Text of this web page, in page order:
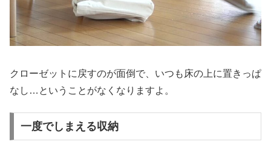
クローゼットに戻すのが面倒で、いつも床の上に置きっぱ
なし…ということがなくなりますよ。
一度でしまえる収納